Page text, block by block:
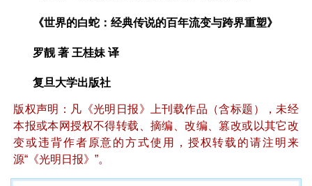
《世界的白蛇：经典传说的百年流变与跨界重塑》
罗靓 著 王桂妹 译
复旦大学出版社
版权声明：凡《光明日报》上刊载作品（含标题），未经
本报或本网授权不得转载、摘编、改编、篡改或以其它改
变或违背作者原意的方式使用，授权转载的请注明来
源“《光明日报》”。